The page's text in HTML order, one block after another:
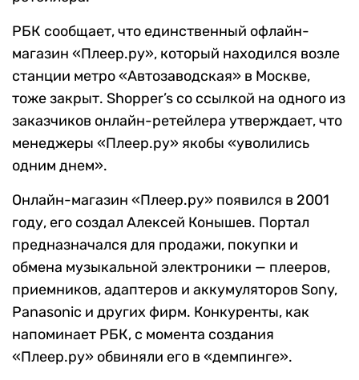
РБК сообщает, что единственный офлайн-
магазин «Плеер.ру», который находился возле
станции метро «Автозаводская» в Москве,
тоже закрыт. Shopper’s со ссылкой на одного из
заказчиков онлайн-ретейлера утверждает, что
менеджеры «Плеер.ру» якобы «уволились
одним днем».
Онлайн-магазин «Плеер.ру» появился в 2001
году, его создал Алексей Конышев. Портал
предназначался для продажи, покупки и
обмена музыкальной электроники — плееров,
приемников, адаптеров и аккумуляторов Sony,
Panasonic и других фирм. Конкуренты, как
напоминает РБК, с момента создания
«Плеер.ру» обвиняли его в «демпинге».